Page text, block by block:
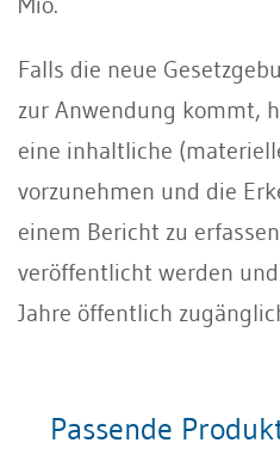
Falls die neue
zur Anwendung kommt,
eine inhaltliche
vorzunehmen und die
einem Bericht zu
veröffentlicht werden
Jahre öffentlich
Passende